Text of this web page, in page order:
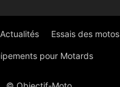
Actualités Essais des motos
pour Motards